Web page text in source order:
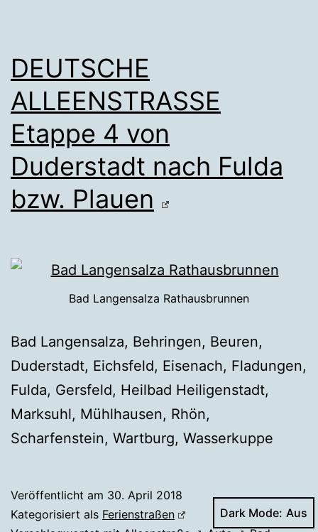
DEUTSCHE
ALLEENSTRASSE
Etappe 4 von
Duderstadt nach Fulda
bzw. Plauen
Bad Langensalza Rathausbrunnen
Bad Langensalza, Behringen, Beuren,
Duderstadt, Eichsfeld, Eisenach, Fladungen,
Fulda, Gersfeld, Heilbad Heiligenstadt,
Marksuhl, Mühlhausen, Rhön,
Scharfenstein, Wartburg, Wasserkuppe
Veröffentlicht am 30. April 2018
Kategorisiert als Ferienstraßen
Dark Mode: